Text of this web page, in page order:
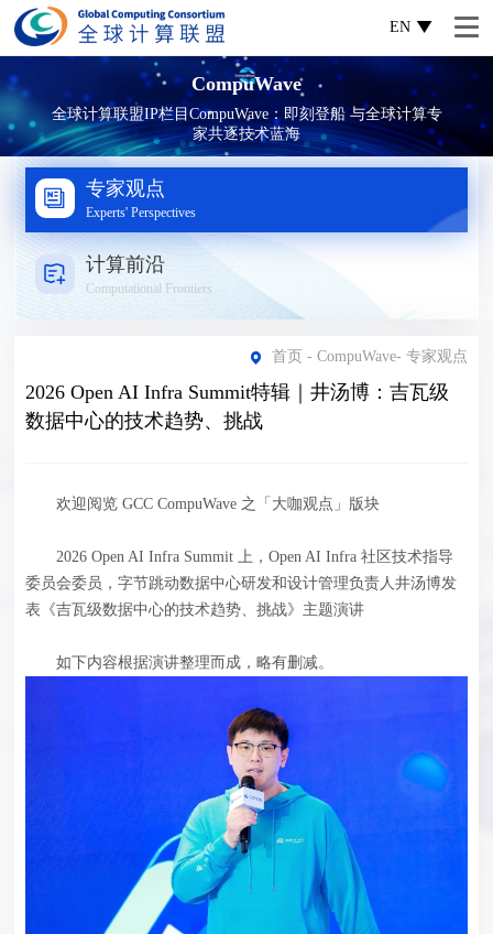
EN
CompuWave
全球计算联盟IP栏目CompuWave：即刻登船 与全球计算专
家共逐技术蓝海
专家观点
Experts' Perspectives
计算前沿
Computational Frontiers
首页 - CompuWave- 专家观点
2026 Open AI Infra Summit特辑｜井汤博：吉瓦级
数据中心的技术趋势、挑战
欢迎阅览 GCC CompuWave 之「大咖观点」版块
2026 Open AI Infra Summit 上，Open AI Infra 社区技术指导
委员会委员，字节跳动数据中心研发和设计管理负责人井汤博发
表《吉瓦级数据中心的技术趋势、挑战》主题演讲
如下内容根据演讲整理而成，略有删减。